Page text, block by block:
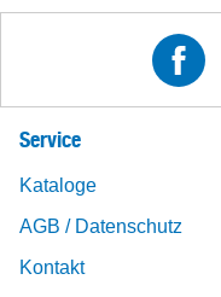
Service
Kataloge
AGB / Datenschutz
Kontakt